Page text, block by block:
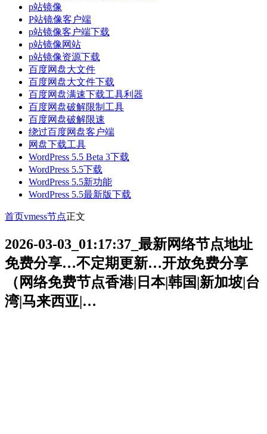
p站镜像
P站镜像客户端
p站镜像客户端下载
p站镜像网站
p站镜像资源下载
百度网盘大文件
百度网盘大文件下载
百度网盘满速下载工具利器
百度网盘破解限制工具
百度网盘破解限速
绕过百度网盘客户端
网盘下载工具
WordPress 5.5 Beta 3下载
WordPress 5.5下载
WordPress 5.5新功能
WordPress 5.5最新版下载
首页vmess节点正文
2026-03-03_01:17:37_最新网络节点地址
免费分享…不定期更新…开放免费分享
（网络免费节点香港|日本|韩国|新加坡|台
湾|马来西亚|…